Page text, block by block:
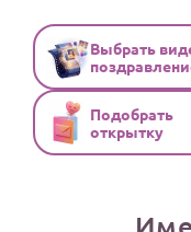
Открытки
Стихи и тексты
ПРАЗДНИКИ
С Днем рождения
ОТЗЫВЫВыбрать
Подобрать
открытку